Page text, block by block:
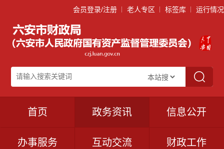
会员登录/注册 老人专区 标签库 运行情况
首页 政务资讯 信息公开
办事服务 互动交流 财政工作